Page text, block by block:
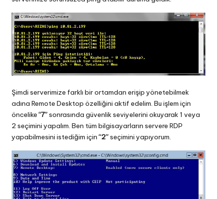
Şimdi serverimize farklı bir ortamdan erişip yönetebilmek
adına Remote Desktop özelliğini aktif edelim. Bu işlem için
öncelike“7”sonrasında güvenlik seviyelerini okuyarak 1 veya
2 seçimini yapalım. Ben tüm bilgisayarların servere RDP
yapabilmesini istediğim için“2”seçimini yapıyorum.